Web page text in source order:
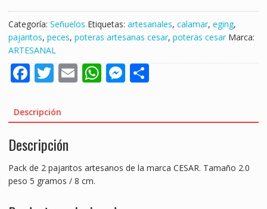
POTERAS
ARTESANAS
CESAR
2.0
"EGING/CALAMAR"
Categoría: Señuelos Etiquetas: artesanales, calamar, eging,
pajaritos, peces, poteras artesanas cesar, poteras cesar Marca:
ARTESANAL
F
e
b
o
o
k
T
itt
er
E
l
W
s
p
M
e
g
S
e
Descripción
Descripción
Pack de 2 pajaritos artesanos de la marca CESAR. Tamaño 2.0
peso 5 gramos / 8 cm.